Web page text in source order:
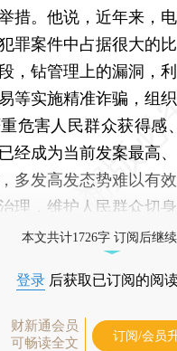
措。他说，近年来，
罪案件中占据很大的
，钻管理上的漏洞，
等实施精准诈骗，组
危害人民群众获得感
经成为当前发案最高
多发高发态势难以有
理，维护人民群众切
本文共计1726字 订阅后继
登录 后获取已订阅的阅
财新通会员
可畅读全文
订阅/会员